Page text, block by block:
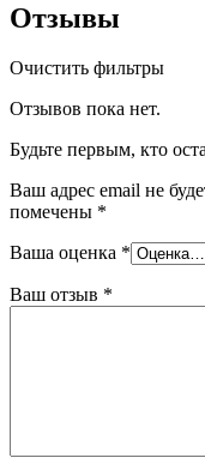
Отзывы
Очистить фильтры
Отзывов пока нет.
Будьте первым, кто
Ваш адрес email не
помечены *
Ваша оценка *
Ваш отзыв *